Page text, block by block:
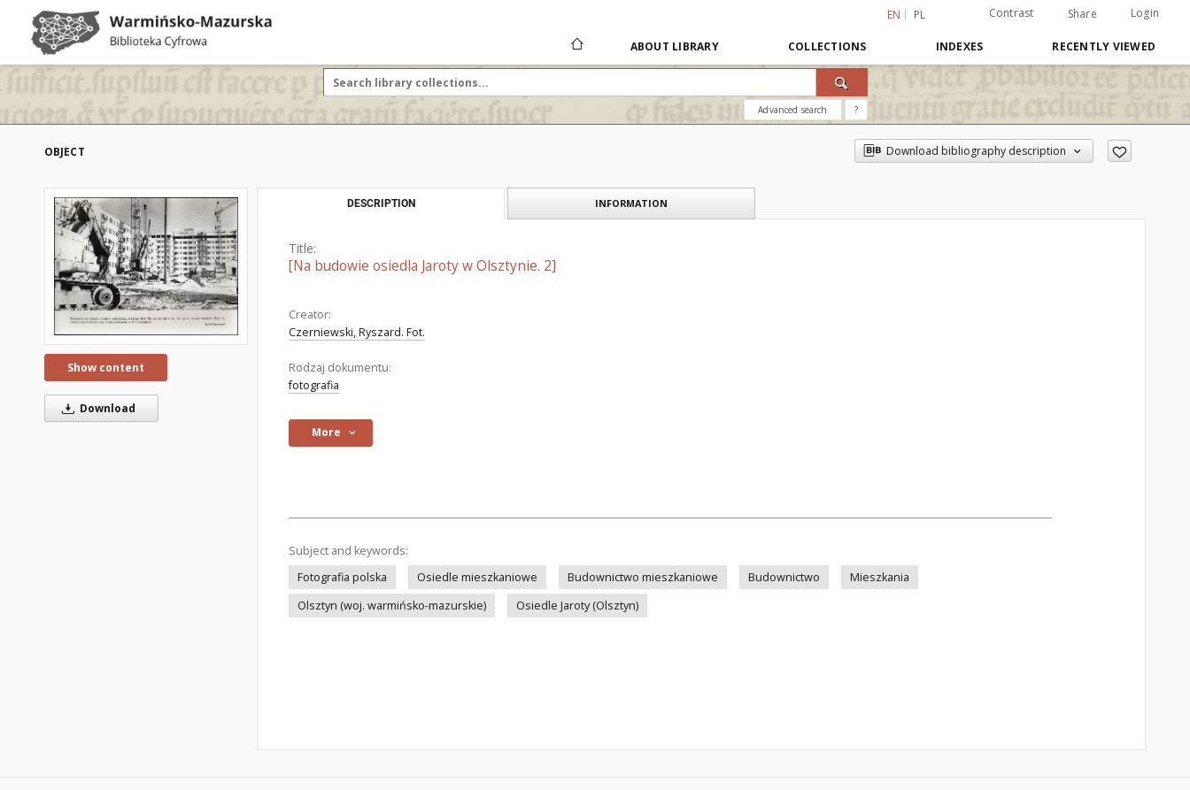
EN PL Contrast Share Login
ABOUT LIBRARY COLLECTIONS INDEXES RECENTLY VIEWED
Advanced search ?
OBJECT Download bibliography description
Show content
Download
DESCRIPTION INFORMATION
Title:
[Na budowie osiedla Jaroty w Olsztynie. 2]
Creator:
Czerniewski, Ryszard. Fot.
Rodzaj dokumentu:
fotografia
More
Subject and keywords:
Fotografia polska
Osiedle mieszkaniowe Budownictwo mieszkaniowe Budownictwo
Mieszkania
Olsztyn (woj. warmińsko-mazurskie)
Osiedle Jaroty (Olsztyn)